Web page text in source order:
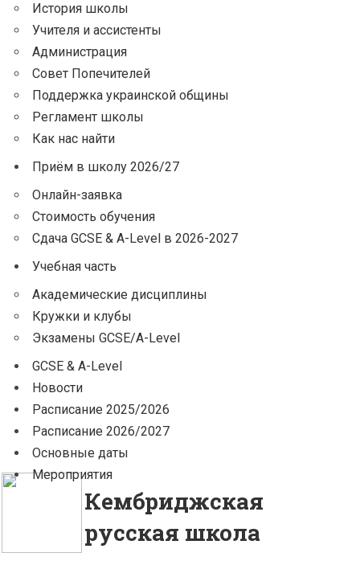
История школы
Учителя и ассистенты
Администрация
Совет Попечителей
Поддержка украинской общины
Регламент школы
Как нас найти
Приём в школу 2026/27
Онлайн-заявка
Стоимость обучения
Сдача GCSE & A-Level в 2026-2027
Учебная часть
Академические дисциплины
Кружки и клубы
Экзамены GCSE/A-Level
GCSE & A-Level
Новости
Расписание 2025/2026
Расписание 2026/2027
Основные даты
Мероприятия
Кембриджская
русская школа